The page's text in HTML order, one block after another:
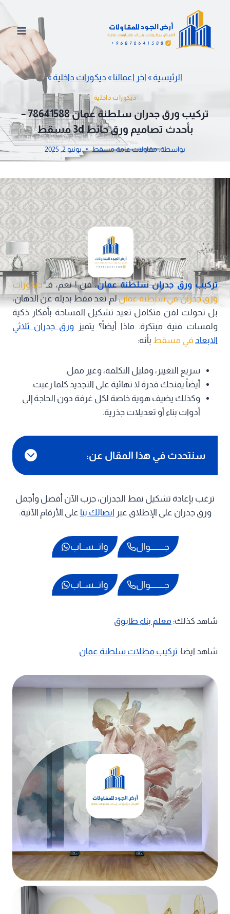
الرئيسية » اخر اعمالنا » ديكورات داخلية »
ديكورات داخلية
تركيب ورق جدران سلطنة عمان 78641588 –
بأحدث تصاميم ورق حائط 3d مسقط
بواسطة: مقاولات عامة مسقط يونيو 2, 2025
تركيب ورق جدران سلطنة عمان، فن ! نعم، فـديكورات
ورق جدران في سلطنة عمانلم تعد فقط بديلة عن الدهان،
بل تحولت لفن متكامل تعيد تشكيل المساحة بأفكار ذكية
ولمسات فنية مبتكرة. ماذا أيضاً؟ يتميز ورق جدران ثلاثي
الابعاد في مسقط بأنه:
سريع التغيير، وقليل التكلفة، وغير ممل.
أيضاً يمنحك قدرة لا نهائية على التجديد كلما رغبت.
وكذلك يضيف هوية خاصة لكل غرفة دون الحاجة إلى
أدوات بناء أو تعديلات جذرية.
سنتحدث في هذا المقال عن:
ترغب بإعادة تشكيل نمط الجدران، جرب الآن أفضل وأجمل
ورق جدران على الإطلاق عبر اتصالك بنا على الأرقام الآتية:
جـــــــــوال واتـــســاب
جـــــــــوال واتـــســاب
شاهد كذلك: معلم بناء طابوق
شاهد ايضا: تركيب مظلات سلطنة عمان